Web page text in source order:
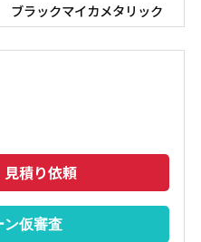
ブラックマイカメタリック
積り依頼
ン仮審査